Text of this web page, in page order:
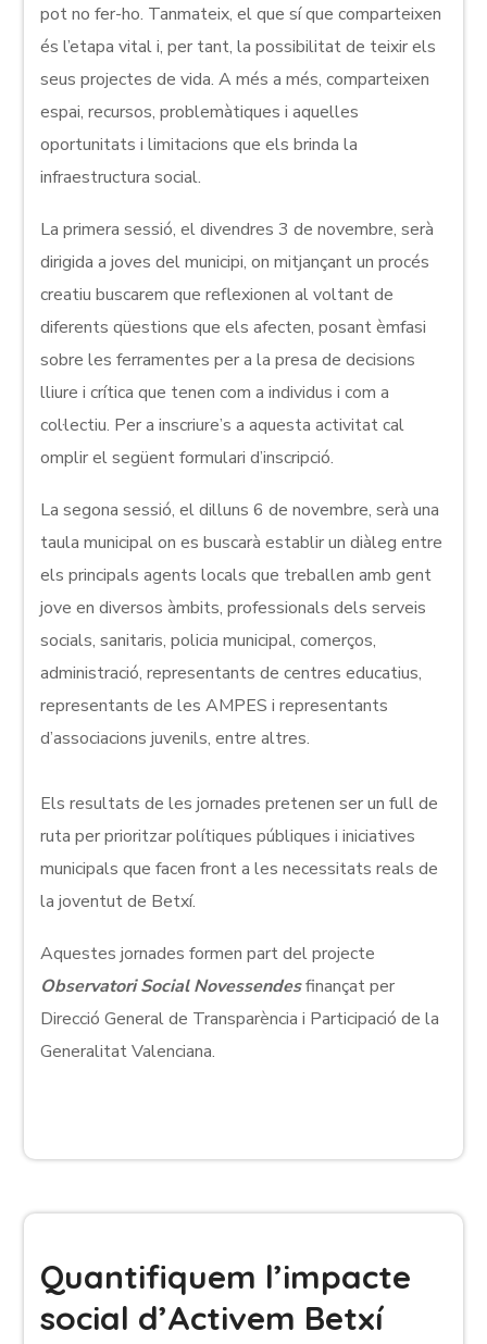
pot no fer-ho. Tanmateix, el que sí que comparteixen
és l’etapa vital i, per tant, la possibilitat de teixir els
seus projectes de vida. A més a més, comparteixen
espai, recursos, problemàtiques i aquelles
oportunitats i limitacions que els brinda la
infraestructura social.
La primera sessió, el divendres 3 de novembre, serà
dirigida a joves del municipi, on mitjançant un procés
creatiu buscarem que reflexionen al voltant de
diferents qüestions que els afecten, posant èmfasi
sobre les ferramentes per a la presa de decisions
lliure i crítica que tenen com a individus i com a
col·lectiu. Per a inscriure’s a aquesta activitat cal
omplir el següent formulari d’inscripció.
La segona sessió, el dilluns 6 de novembre, serà una
taula municipal on es buscarà establir un diàleg entre
els principals agents locals que treballen amb gent
jove en diversos àmbits, professionals dels serveis
socials, sanitaris, policia municipal, comerços,
administració, representants de centres educatius,
representants de les AMPES i representants
d’associacions juvenils, entre altres.
Els resultats de les jornades pretenen ser un full de
ruta per prioritzar polítiques públiques i iniciatives
municipals que facen front a les necessitats reals de
la joventut de Betxí.
Aquestes jornades formen part del projecte
Observatori Social Novessendesfinançat per
Direcció General de Transparència i Participació de la
Generalitat Valenciana.
Quantifiquem l’impacte
social d’Activem Betxí